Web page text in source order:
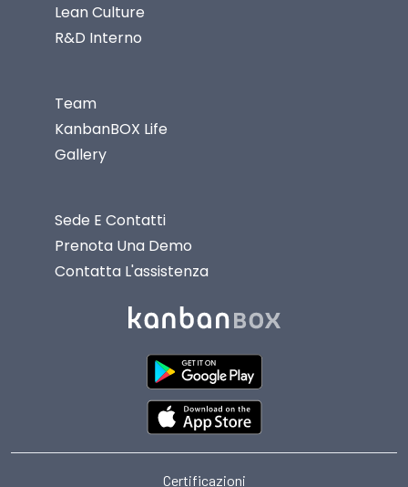
Lean Culture
R&D Interno
Team
KanbanBOX Life
Gallery
Sede E Contatti
Prenota Una Demo
Contatta L'assistenza
Certificazioni